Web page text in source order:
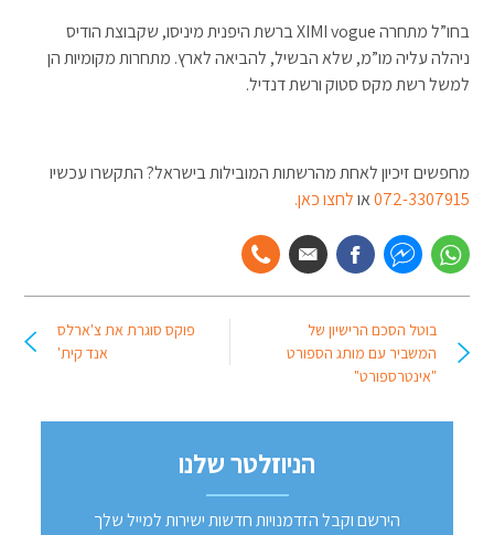
בחו”ל מתחרה XIMI vogue ברשת היפנית מיניסו, שקבוצת הודיס
ניהלה עליה מו”מ, שלא הבשיל, להביאה לארץ. מתחרות מקומיות הן
למשל רשת מקס סטוק ורשת דנדיל.
מחפשים זיכיון לאחת מהרשתות המובילות בישראל? התקשרו עכשיו
072-3307915אולחצו כאן.
בוטל הסכם הרישיון של
המשביר עם מותג הספורט
"אינטרספורט"
פוקס סוגרת את צ'ארלס
אנד קית'
הניוזלטר שלנו
הירשם וקבל הזדמנויות חדשות ישירות למייל שלך